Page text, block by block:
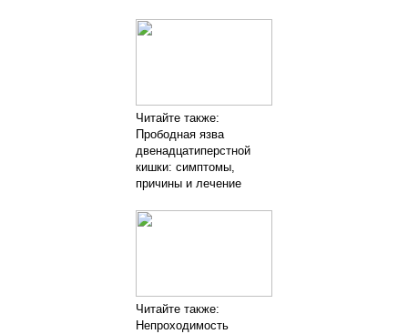
Читайте также:
Прободная язва
двенадцатиперстной
кишки: симптомы,
причины и лечение
Читайте также:
Непроходимость